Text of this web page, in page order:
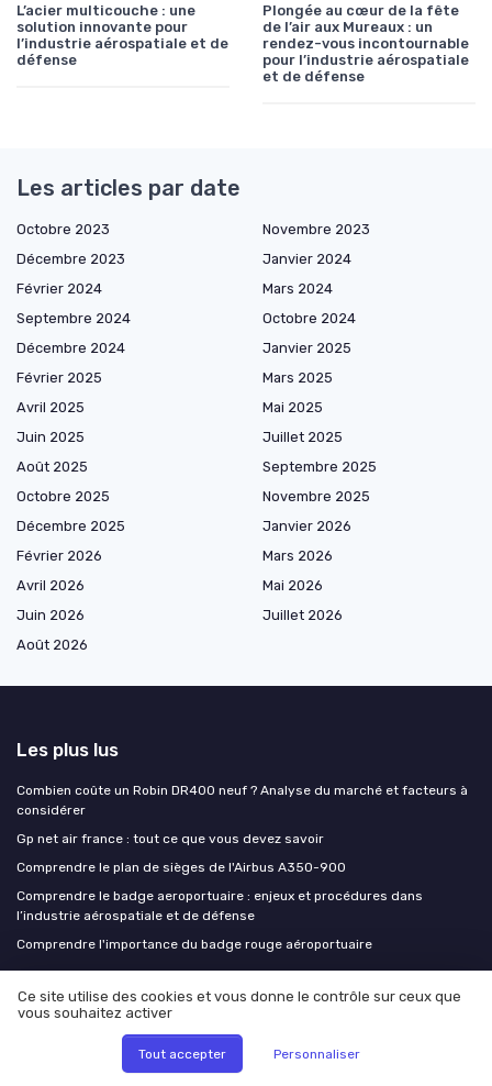
L’acier multicouche : une
solution innovante pour
l’industrie aérospatiale et de
défense
Plongée au cœur de la fête
de l’air aux Mureaux : un
rendez-vous incontournable
pour l’industrie aérospatiale
et de défense
Les articles par date
Octobre 2023
Novembre 2023
Décembre 2023
Janvier 2024
Février 2024
Mars 2024
Septembre 2024
Octobre 2024
Décembre 2024
Janvier 2025
Février 2025
Mars 2025
Avril 2025
Mai 2025
Juin 2025
Juillet 2025
Août 2025
Septembre 2025
Octobre 2025
Novembre 2025
Décembre 2025
Janvier 2026
Février 2026
Mars 2026
Avril 2026
Mai 2026
Juin 2026
Juillet 2026
Août 2026
Les plus lus
Combien coûte un Robin DR400 neuf ? Analyse du marché et facteurs à
considérer
Gp net air france : tout ce que vous devez savoir
Comprendre le plan de sièges de l'Airbus A350-900
Comprendre le badge aeroportuaire : enjeux et procédures dans
l’industrie aérospatiale et de défense
Comprendre l'importance du badge rouge aéroportuaire
Les derniers articles
Travailler dans le spatial en France : les acteurs, les métiers et les
parcours pour intégrer la filière
Ce site utilise des cookies et vous donne le contrôle sur ceux que
vous souhaitez activer
Tout accepter Personnaliser